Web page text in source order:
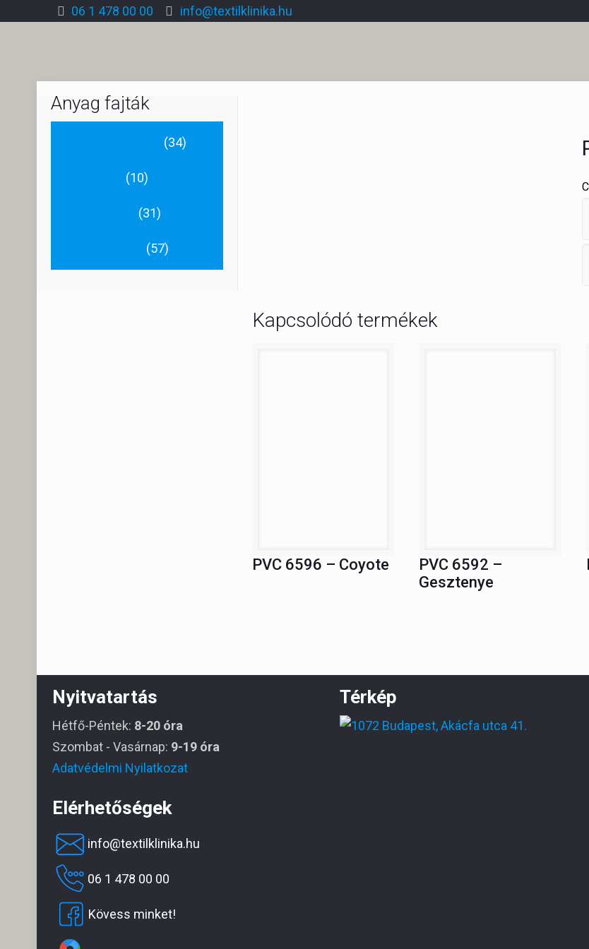
06 1 478 00 00 info@textilklinika.hu
Kapcsolódó termékek
PVC 6596 – Coyote
PVC 6592 –
Gesztenye
Anyag fajták
(34)
(10)
(31)
(57)
Nyitvatartás
Hétfő-Péntek: 8-20 óra
Szombat - Vasárnap: 9-19 óra
Adatvédelmi Nyilatkozat
Elérhetőségek
info@textilklinika.hu
06 1 478 00 00
Kövess minket!
Térkép